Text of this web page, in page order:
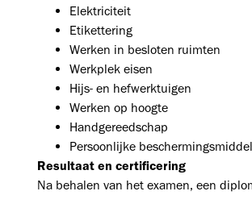
Elektriciteit
Etikettering
Werken in besloten ruimten
Werkplek eisen
Hijs- en hefwerktuigen
Werken op hoogte
Handgereedschap
Persoonlijke
Resultaat en certificering
Na behalen van het examen, een